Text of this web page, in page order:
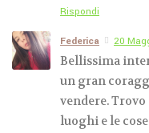
Rispondi
Federica 20
Bellissima
un gran
vendere.
luoghi e le